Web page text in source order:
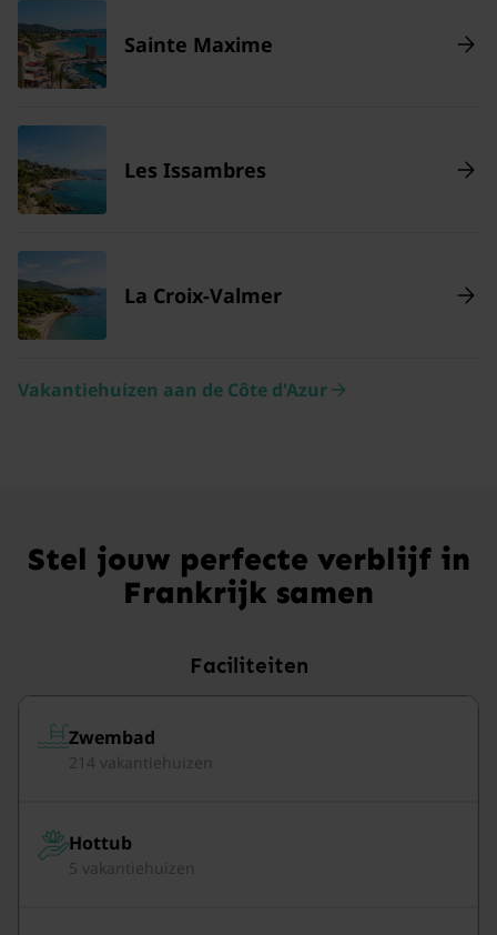
Sainte Maxime
Les Issambres
La Croix-Valmer
Vakantiehuizen aan de Côte d'Azur
Stel jouw perfecte verblijf in
Frankrijk samen
Faciliteiten
Zwembad
214 vakantiehuizen
Hottub
5 vakantiehuizen